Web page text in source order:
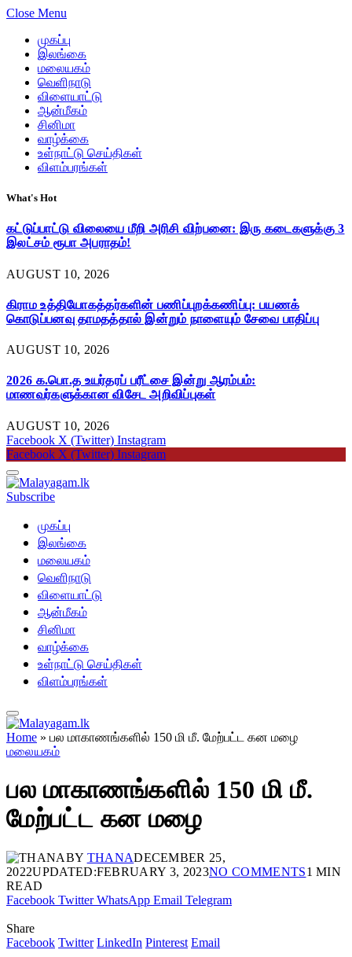
Close Menu
முகப்பு
இலங்கை
மலையகம்
வெளிநாடு
விளையாட்டு
ஆன்மீகம்
சினிமா
வாழ்க்கை
உள்நாட்டு செய்திகள்
விளம்பரங்கள்
What's Hot
கட்டுப்பாட்டு விலையை மீறி அரிசி விற்பனை: இரு கடைகளுக்கு 3
இலட்சம் ரூபா அபராதம்!
AUGUST 10, 2026
கிராம உத்தியோகத்தர்களின் பணிப்புறக்கணிப்பு: பயணக்
கொடுப்பனவு தாமதத்தால் இன்றும் நாளையும் சேவை பாதிப்பு
AUGUST 10, 2026
2026 க.பொ.த உயர்தரப் பரீட்சை இன்று ஆரம்பம்:
மாணவர்களுக்கான விசேட அறிவிப்புகள்
AUGUST 10, 2026
Facebook X (Twitter) Instagram
Facebook X (Twitter) Instagram
Subscribe
முகப்பு
இலங்கை
மலையகம்
வெளிநாடு
விளையாட்டு
ஆன்மீகம்
சினிமா
வாழ்க்கை
உள்நாட்டு செய்திகள்
விளம்பரங்கள்
Home » பல மாகாணங்களில் 150 மி மீ. மேற்பட்ட கன மழை
மலையகம்
பல மாகாணங்களில் 150 மி மீ.
மேற்பட்ட கன மழை
BY THANADECEMBER 25,
2022UPDATED:FEBRUARY 3, 2023NO COMMENTS1 MIN
READ
Facebook Twitter WhatsApp Email Telegram
Share
Facebook Twitter LinkedIn Pinterest Email